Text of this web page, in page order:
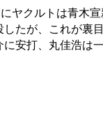
ヤクルトは青木宣
したが、これが裏
安打、丸佳浩は